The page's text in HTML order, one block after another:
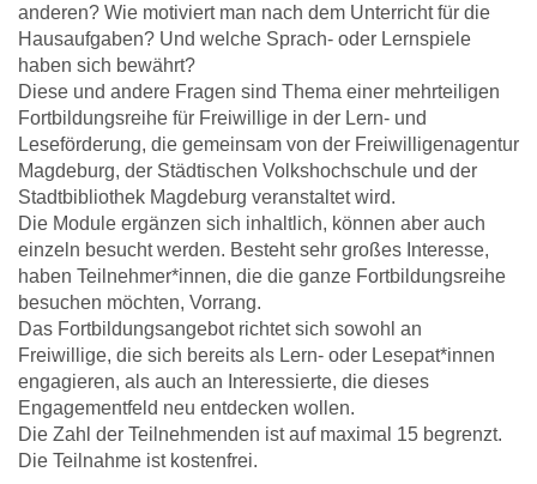
anderen? Wie motiviert man nach dem Unterricht für die
Hausaufgaben? Und welche Sprach- oder Lernspiele
haben sich bewährt?
Diese und andere Fragen sind Thema einer mehrteiligen
Fortbildungsreihe für Freiwillige in der Lern- und
Leseförderung, die gemeinsam von der Freiwilligenagentur
Magdeburg, der Städtischen Volkshochschule und der
Stadtbibliothek Magdeburg veranstaltet wird.
Die Module ergänzen sich inhaltlich, können aber auch
einzeln besucht werden. Besteht sehr großes Interesse,
haben Teilnehmer*innen, die die ganze Fortbildungsreihe
besuchen möchten, Vorrang.
Das Fortbildungsangebot richtet sich sowohl an
Freiwillige, die sich bereits als Lern- oder Lesepat*innen
engagieren, als auch an Interessierte, die dieses
Engagementfeld neu entdecken wollen.
Die Zahl der Teilnehmenden ist auf maximal 15 begrenzt.
Die Teilnahme ist kostenfrei.